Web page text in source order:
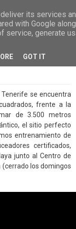
+34.615.684.195
Tenerife se encuentra
frente a la
de 3.500 metros
el sitio perfecto
entrenamiento de
certificados,
junto al Centro de
(cerrado los domingos
its services
with Google
service, generate
GOT IT